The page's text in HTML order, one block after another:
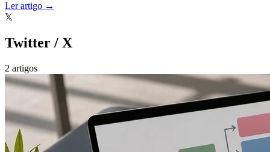
Ler artigo →
𝕏
Twitter / X
2 artigos